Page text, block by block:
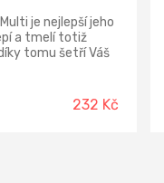
Multi je nejlepší jeho
a tmelí totiž
tomu šetří Váš
232 Kč